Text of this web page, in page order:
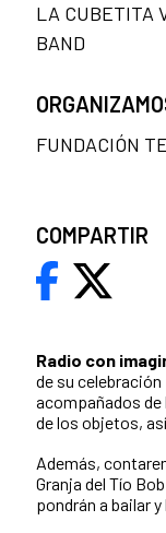
Radio con
de su
acompañados
de los objetos,
Además,
Granja del Tío
pondrán a bailar
LA CUBETITA
BAND
FUNDACIÓN
COMPARTIR